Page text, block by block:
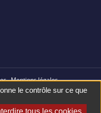
Mentions légales
le contrôle sur ce que
tous les cookies